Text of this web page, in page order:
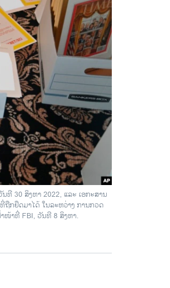
30 ສິງຫາ 2022, ແລະ ເອກະສານ
ຖືກຢຶດມາໄດ້ ໃນລະຫວ່າງ ການກວດ
ໜ້າທີ່ FBI, ວັນທີ 8 ສິງຫາ.